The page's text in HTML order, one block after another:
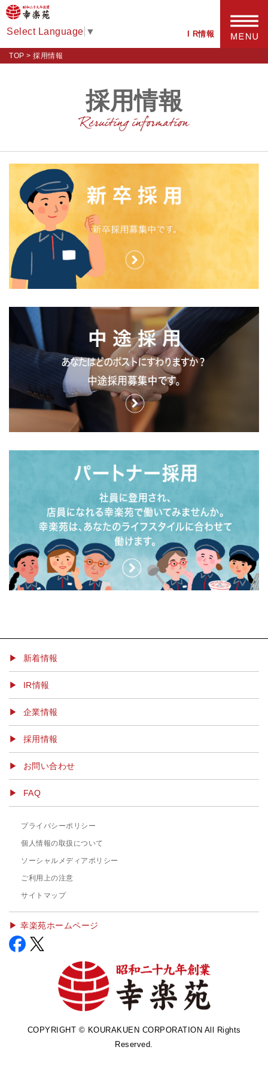
Select Language ▼ I R情報
TOP > 採用情報
採用情報
▶ 新着情報
IR情報
企業情報
採用情報
お問い合わせ
FAQ
プライバシーポリシー
個人情報の取扱について
ソーシャルメディアポリシー
ご利用上の注意
サイトマップ
▶︎ 幸楽苑ホームページ
COPYRIGHT © KOURAKUEN CORPORATION All Rights
Reserved.